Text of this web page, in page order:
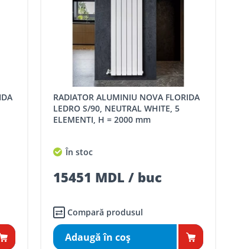
RADIATOR ALUMINIU NOVA FLORIDA
LEDRO S/90, NEUTRAL WHITE, 5
ELEMENTI, H = 2000 mm
În stoc
15451 MDL / buc
Compară produsul
Adaugă în coş